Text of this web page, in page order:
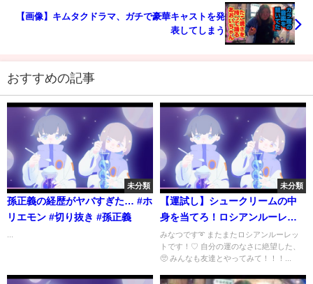
【画像】キムタクドラマ、ガチで豪華キャストを発
表してしまう
おすすめの記事
未分類
孫正義の経歴がヤバすぎた… #ホ
リエモン #切り抜き #孫正義
未分類
【運試し】シュークリームの中
身を当てろ！ロシアンルーレッ
トでまさかの顔面クリームだら
け！？w
みなつです➰ またまたロシアンルーレッ
トです！♡ 自分の運のなさに絶望した、
🥺 みんなも友達とやってみて！！！...